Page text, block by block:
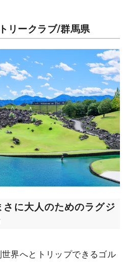
リークラブ/群馬県
に大人のためのラグジ
界へとトリップできるゴル